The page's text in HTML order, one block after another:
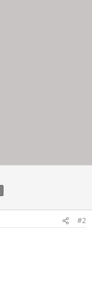
#2